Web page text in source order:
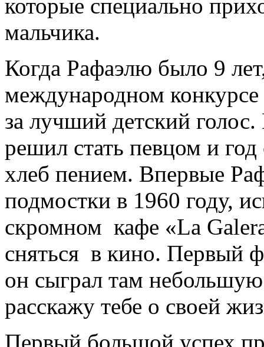
которые специально
мальчика.
Когда Рафаэлю было 9
международном конкурсе
за лучший детский
решил стать певцом и год
хлеб пением. Впервые
подмостки в 1960 году,
скромном кафе «La
сняться в кино. Первый
он сыграл там
расскажу тебе о своей
Первый большой успех